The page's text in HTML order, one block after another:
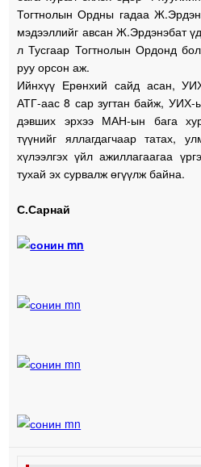
Тогтнолын Ордны гадаа
мэдээллийг авсан Ж.Эрдэнэбат
л Тусгаар Тогтнолын Ордонд
руу орсон аж.
Ийнхүү Ерөнхий сайд асан,
АТГ-аас 8 сар зугтан байж, УИХ-
дэвших эрхээ МАН-ын бага
түүнийг яллагдагчаар татах,
хүлээлгэх үйл ажиллагаагаа
тухай эх сурвалж өгүүлж байна.
С.Сарнай